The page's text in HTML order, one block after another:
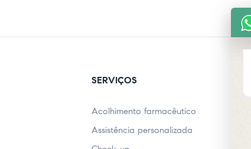
SERVIÇOS
Acolhimento farmacêutico
Assistência personalizada